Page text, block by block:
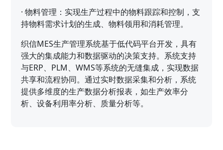
·物料管理：实现生产过程中的物料跟踪和控制，支
持物料需求计划的生成、物料领用和消耗管理。
织信MES生产管理系统基于低代码平台开发，具有
强大的集成能力和数据驱动的决策支持。系统支持
与ERP、PLM、WMS等系统的无缝集成，实现数据
共享和流程协同。通过实时数据采集和分析，系统
提供多维度的生产数据分析报表，如生产效率分
析、设备利用率分析、质量分析等。